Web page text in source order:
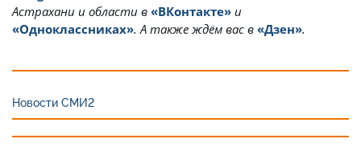
Астрахани и области в «ВКонтакте» и
«Одноклассниках». А также ждём вас в «Дзен».
Новости СМИ2